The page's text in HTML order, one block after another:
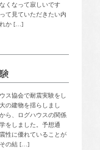
くなって寂しいです
て見ていただきたい内
れか […]
ス協会で耐震実験をし
の建物を揺らしまし
ら、ログハウスの関係
をしました。予想通
性に優れていることが
その結 […]